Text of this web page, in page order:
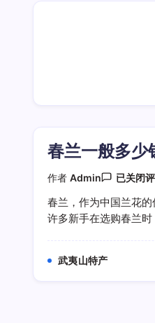
春兰一般多少
作者 Admin
春
一
般
多
已关闭
春兰，作为中国兰花的
许多新手在选购春兰
武夷山特产